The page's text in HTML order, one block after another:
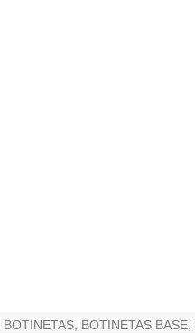
BOTINETAS, BOTINETAS BASE,